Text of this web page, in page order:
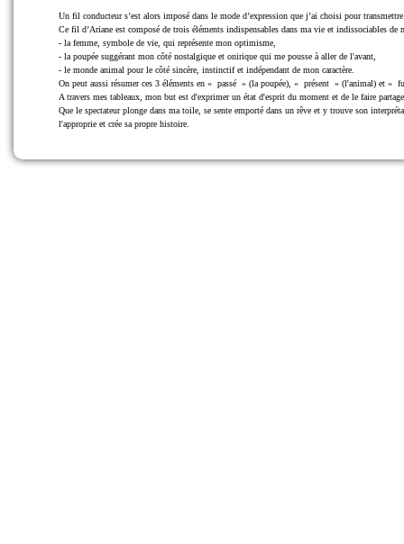
Un fil conducteur s’est alors imposé dans le mode d’expression que j’ai choisi pour
Ce fil d’Ariane est composé de trois éléments indispensables dans ma vie et indissociables de
- la femme, symbole de vie, qui représente mon optimisme,
- la poupée suggérant mon côté nostalgique et onirique qui me pousse à aller de l'avant,
- le monde animal pour le côté sincère, instinctif et indépendant de mon caractère.
On peut aussi résumer ces 3 éléments en « passé » (la poupée), « présent » (l'animal) et «
A travers mes tableaux, mon but est d'exprimer un état d'esprit du moment et de le faire
Que le spectateur plonge dans ma toile, se sente emporté dans un rêve et y trouve son
l'approprie et crée sa propre histoire.